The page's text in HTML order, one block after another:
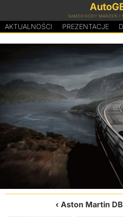
SAMOCHODY MARZEŃ I
AKTUALNOŚCI PREZENTACJE D
Aston Martin